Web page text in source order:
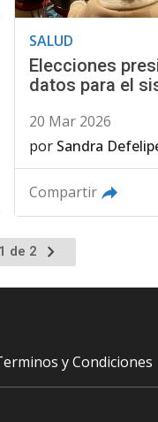
SALUD
Elecciones
datos para el
20 Mar 2026
por Sandra
Compartir
de 2
Ir
a
la
y Condiciones